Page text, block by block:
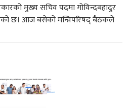
मुख्य सचिव पदमा गोविन्दबहादुर
छ। आज बसेको मन्त्रिपरिषद् बैठकले